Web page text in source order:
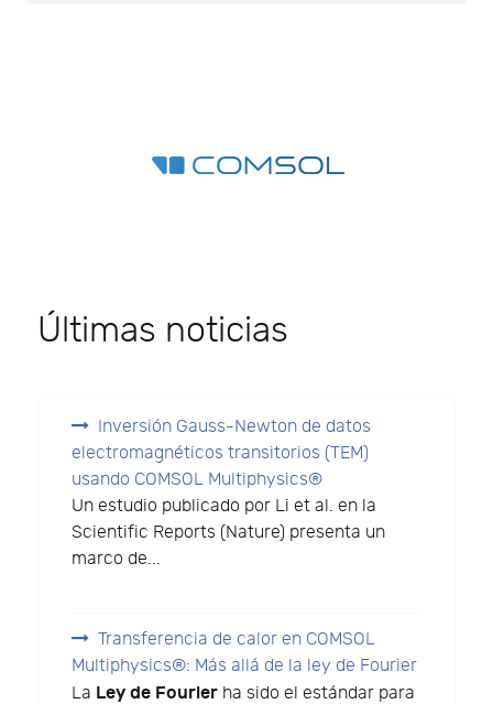
Últimas noticias
Inversión Gauss-Newton de datos
electromagnéticos transitorios (TEM)
usando COMSOL Multiphysics®
Un estudio publicado por Li et al. en la
Scientific Reports (Nature) presenta un
marco de...
Transferencia de calor en COMSOL
Multiphysics®: Más allá de la ley de Fourier
La Ley de Fourier ha sido el estándar para